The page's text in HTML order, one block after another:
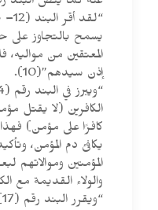
يسمح بالتجاوز على
المعتقين من
إذن سيدهم”(10).
الكافرين (لا يقتل
كافرًا على مؤمن)
يكافئ دم المؤمن،
المؤمنين وموالاتهم
والولاء القديمة مع